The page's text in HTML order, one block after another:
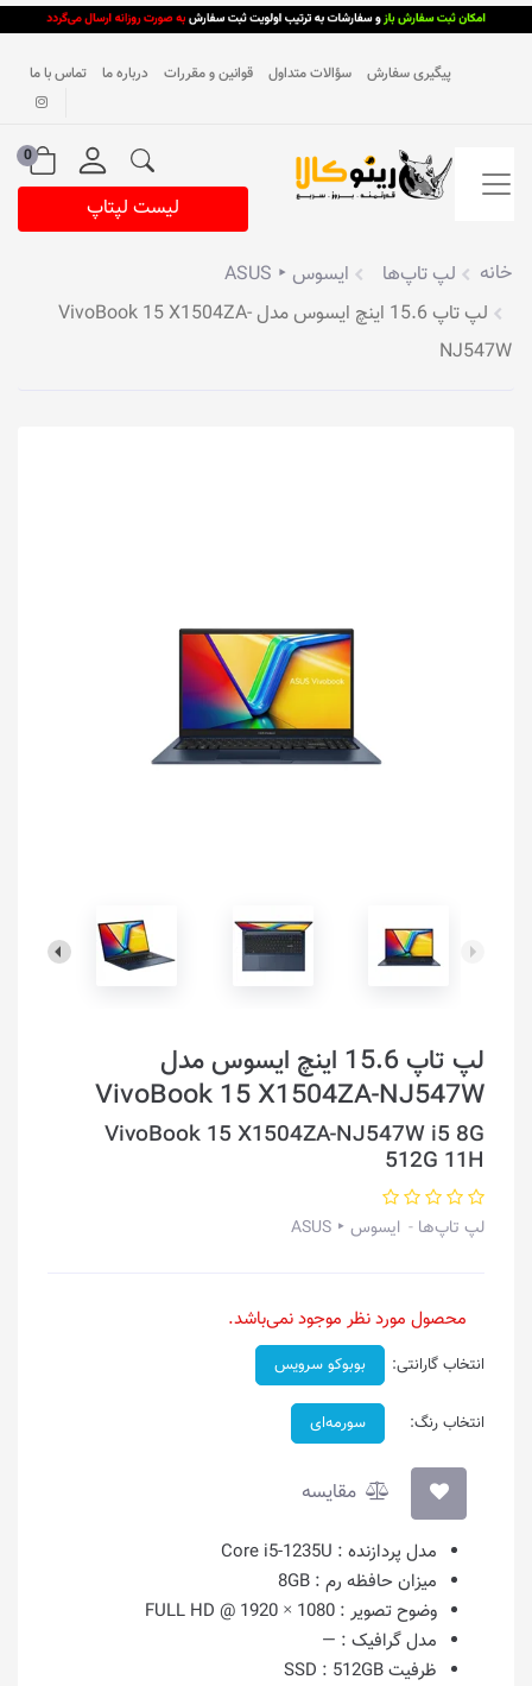
پیگیری سفارش سؤالات متداول قوانین و مقررات درباره ما تماس با ما
0
لیست لپتاپ
خانه لپ تاپ‌ها
ایسوس ‣ ASUS
لپ تاپ 15.6 اینچ ایسوس مدل VivoBook 15 X1504ZA-
NJ547W
لپ تاپ 15.6 اینچ ایسوس مدل
VivoBook 15 X1504ZA-NJ547W
VivoBook 15 X1504ZA-NJ547W i5 8G
512G 11H
لپ تاپ‌ها ایسوس ‣ ASUS
محصول مورد نظر موجود نمی‌باشد.
انتخاب گارانتی: بوبوکو سرویس
انتخاب رنگ: سورمه‌ای
مقایسه
مدل پردازنده : Core i5-1235U
میزان حافظه رم : 8GB
وضوح تصویر : 1080 × 1920 @ FULL HD
مدل گرافیک : —
ظرفیت SSD :512GB